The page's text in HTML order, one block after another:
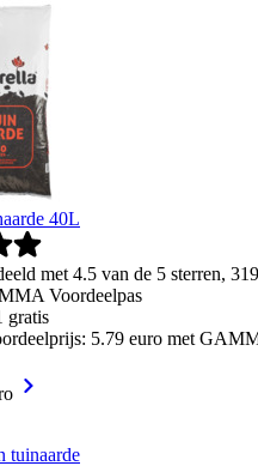
40L
met 4.5 van de 5 sterren,
Voordeelpas
gratis
5.79 euro met
tuinaarde